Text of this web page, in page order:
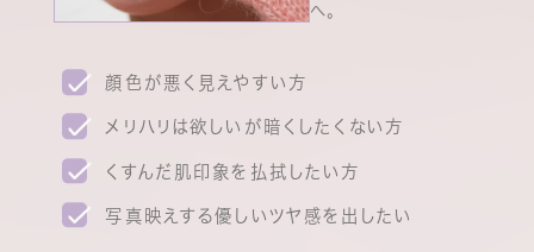
へ。
顔色が悪く見えやすい方
メリハリは欲しいが暗くしたくない方
くすんだ肌印象を払拭したい方
写真映えする優しいツヤ感を出したい